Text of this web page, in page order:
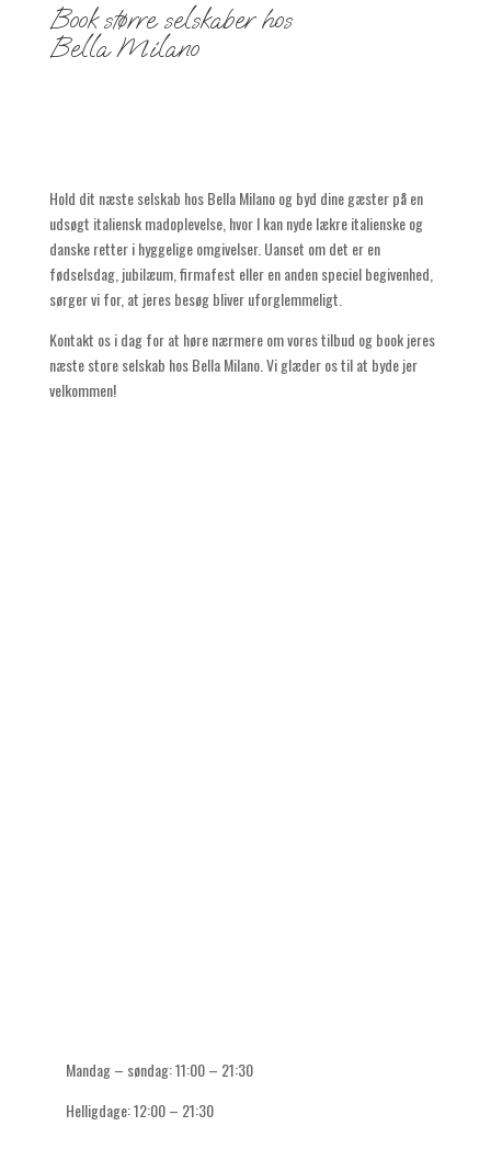
Book større selskaber hos
Bella Milano
Hold dit næste selskab hos Bella Milano og byd dine gæster på en
udsøgt italiensk madoplevelse, hvor I kan nyde lækre italienske og
danske retter i hyggelige omgivelser. Uanset om det er en
fødselsdag, jubilæum, firmafest eller en anden speciel begivenhed,
sørger vi for, at jeres besøg bliver uforglemmeligt.
Kontakt os i dag for at høre nærmere om vores tilbud og book jeres
næste store selskab hos Bella Milano. Vi glæder os til at byde jer
velkommen!
Mandag – søndag: 11:00 – 21:30
Helligdage: 12:00 – 21:30